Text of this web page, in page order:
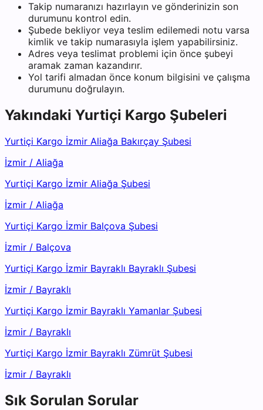
Takip numaranızı hazırlayın ve gönderinizin son
durumunu kontrol edin.
Şubede bekliyor veya teslim edilemedi notu varsa
kimlik ve takip numarasıyla işlem yapabilirsiniz.
Adres veya teslimat problemi için önce şubeyi
aramak zaman kazandırır.
Yol tarifi almadan önce konum bilgisini ve çalışma
durumunu doğrulayın.
Yakındaki Yurtiçi Kargo Şubeleri
Yurtiçi Kargo İzmir Aliağa Bakırçay Şubesi
İzmir / Aliağa
Yurtiçi Kargo İzmir Aliağa Şubesi
İzmir / Aliağa
Yurtiçi Kargo İzmir Balçova Şubesi
İzmir / Balçova
Yurtiçi Kargo İzmir Bayraklı Bayraklı Şubesi
İzmir / Bayraklı
Yurtiçi Kargo İzmir Bayraklı Yamanlar Şubesi
İzmir / Bayraklı
Yurtiçi Kargo İzmir Bayraklı Zümrüt Şubesi
İzmir / Bayraklı
Sık Sorulan Sorular